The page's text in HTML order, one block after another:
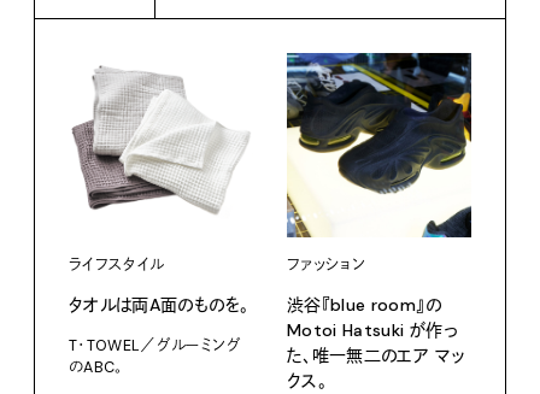
ライフスタイル
タオルは両A面のものを。
T・TOWEL／グルーミング
のABC。
ファッション
渋⾕『blue room』の
Motoi Hatsuki が作っ
た、唯⼀無⼆のエア マッ
クス。